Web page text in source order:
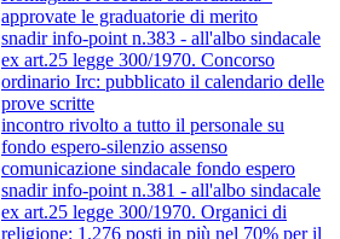
approvate le graduatorie di merito
snadir info-point n.383 - all'albo sindacale
ex art.25 legge 300/1970. Concorso
ordinario Irc: pubblicato il calendario delle
prove scritte
incontro rivolto a tutto il personale su
fondo espero-silenzio assenso
comunicazione sindacale fondo espero
snadir info-point n.381 - all'albo sindacale
ex art.25 legge 300/1970. Organici di
religione: 1.276 posti in più nel 70% per il